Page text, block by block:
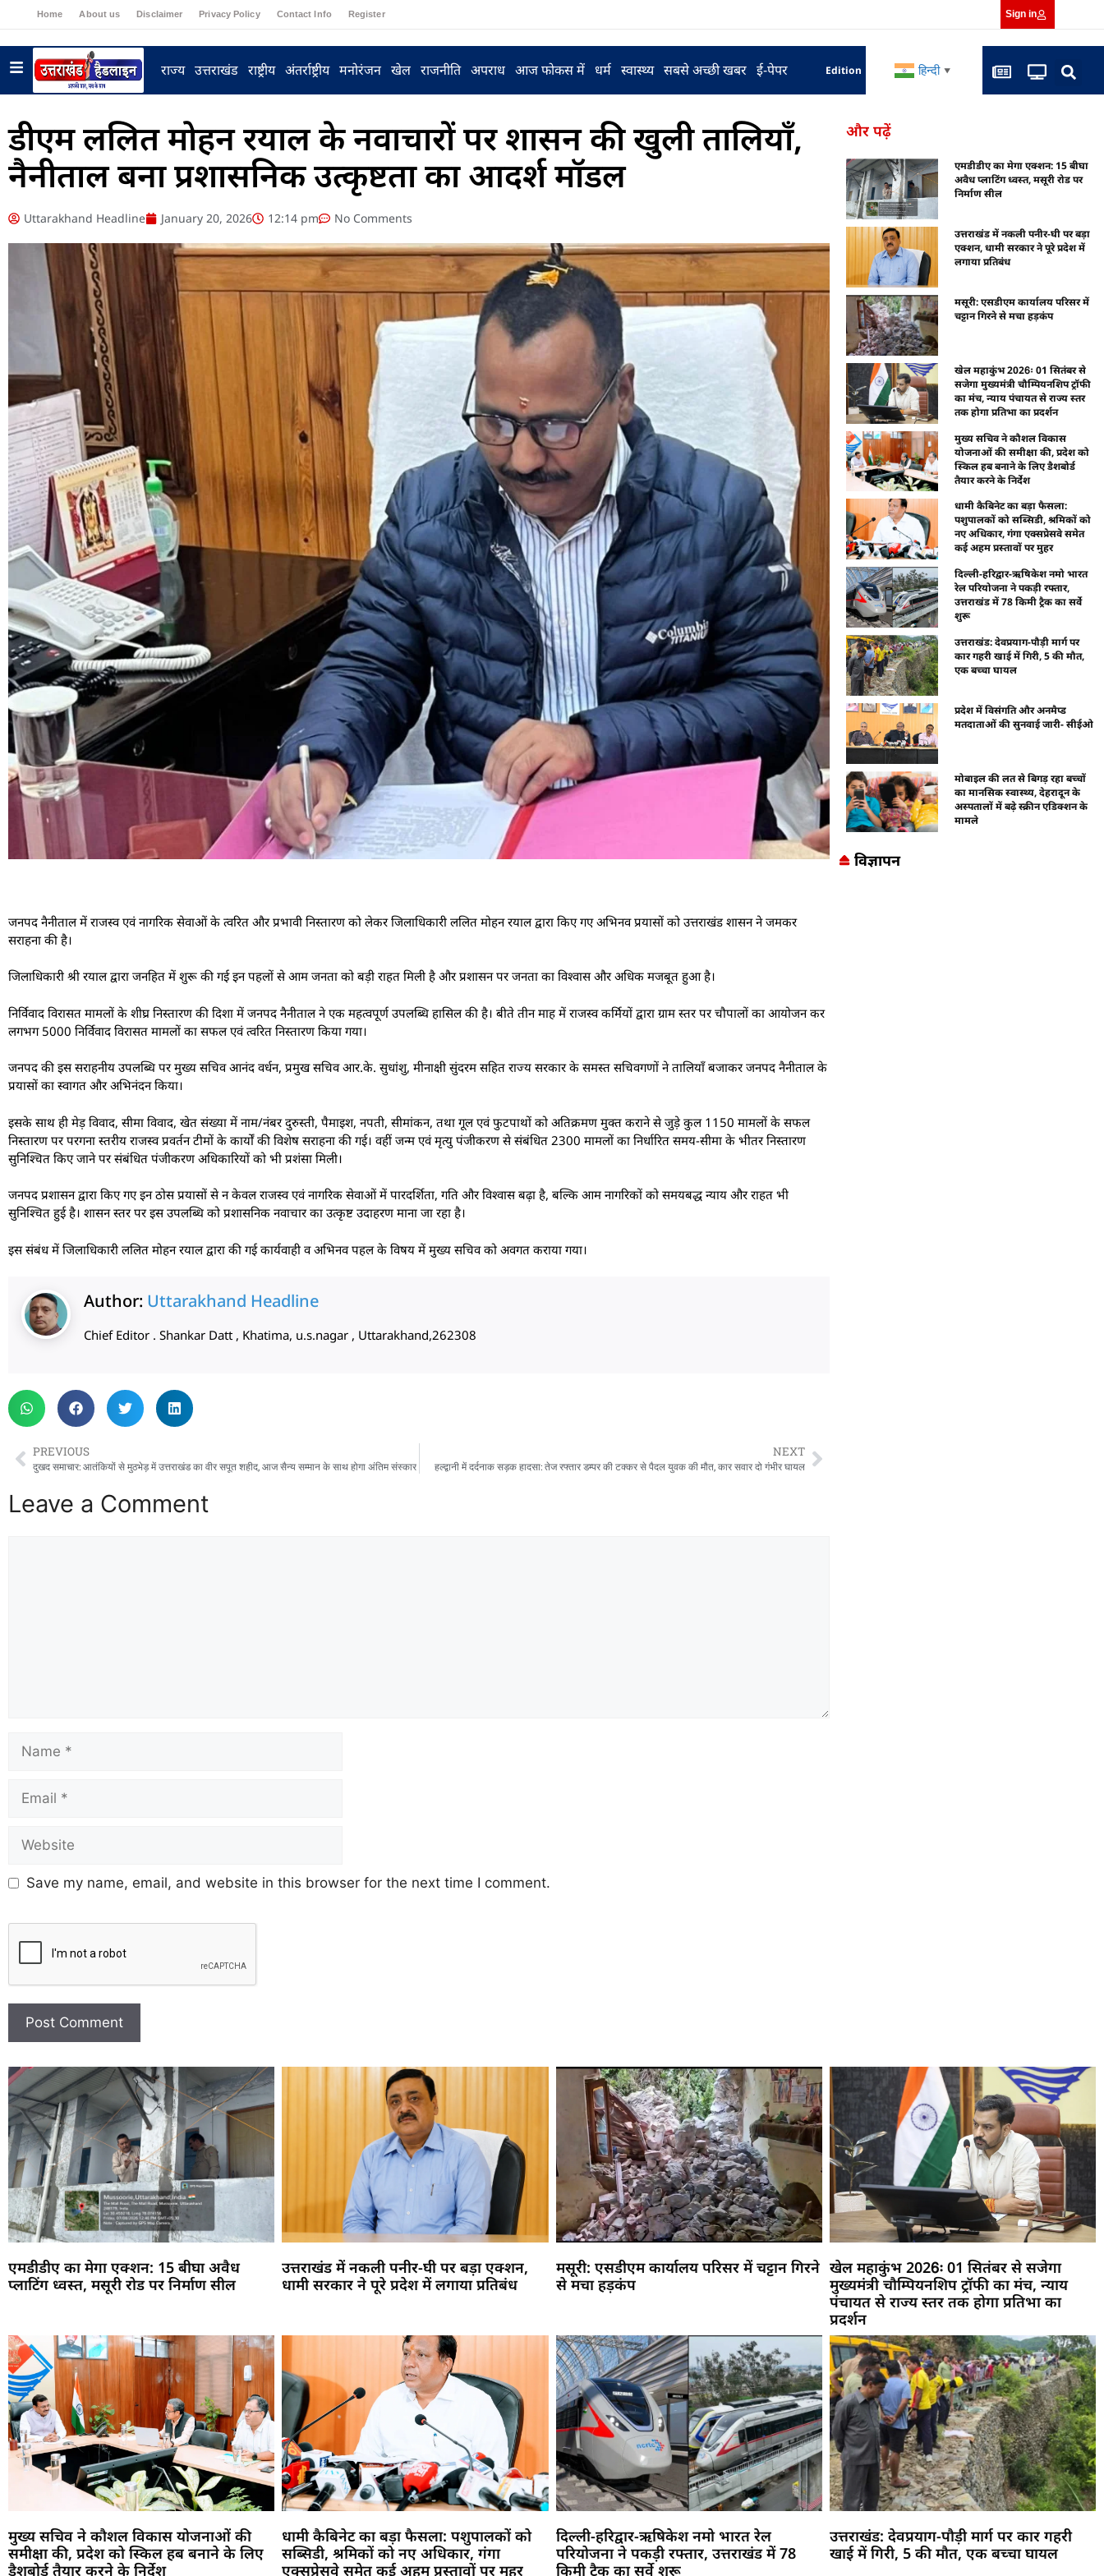
Home About us Disclaimer Privacy Policy Contact Info Register Sign in
राज्य उत्तराखंड राष्ट्रीय अंतर्राष्ट्रीय मनोरंजन खेल राजनीति अपराध आज फोकस में धर्म स्वास्थ्य सबसे अच्छी खबर ई-पेपर Edition हिन्दी ▼
डीएम ललित मोहन रयाल के नवाचारों पर शासन की खुली तालियाँ,
नैनीताल बना प्रशासनिक उत्कृष्टता का आदर्श मॉडल
Uttarakhand Headline January 20, 2026 12:14 pm No Comments
जनपद नैनीताल में राजस्व एवं नागरिक सेवाओं के त्वरित और प्रभावी निस्तारण को लेकर जिलाधिकारी ललित मोहन रयाल द्वारा किए गए अभिनव प्रयासों को उत्तराखंड शासन ने जमकर
सराहना की है।
जिलाधिकारी श्री रयाल द्वारा जनहित में शुरू की गई इन पहलों से आम जनता को बड़ी राहत मिली है और प्रशासन पर जनता का विश्वास और अधिक मजबूत हुआ है।
निर्विवाद विरासत मामलों के शीघ्र निस्तारण की दिशा में जनपद नैनीताल ने एक महत्वपूर्ण उपलब्धि हासिल की है। बीते तीन माह में राजस्व कर्मियों द्वारा ग्राम स्तर पर चौपालों का आयोजन कर
लगभग 5000 निर्विवाद विरासत मामलों का सफल एवं त्वरित निस्तारण किया गया।
जनपद की इस सराहनीय उपलब्धि पर मुख्य सचिव आनंद वर्धन, प्रमुख सचिव आर.के. सुधांशु, मीनाक्षी सुंदरम सहित राज्य सरकार के समस्त सचिवगणों ने तालियाँ बजाकर जनपद नैनीताल के
प्रयासों का स्वागत और अभिनंदन किया।
इसके साथ ही मेड़ विवाद, सीमा विवाद, खेत संख्या में नाम/नंबर दुरुस्ती, पैमाइश, नपती, सीमांकन, तथा गूल एवं फुटपाथों को अतिक्रमण मुक्त कराने से जुड़े कुल 1150 मामलों के सफल
निस्तारण पर परगना स्तरीय राजस्व प्रवर्तन टीमों के कार्यों की विशेष सराहना की गई। वहीं जन्म एवं मृत्यु पंजीकरण से संबंधित 2300 मामलों का निर्धारित समय-सीमा के भीतर निस्तारण
सुनिश्चित किए जाने पर संबंधित पंजीकरण अधिकारियों को भी प्रशंसा मिली।
जनपद प्रशासन द्वारा किए गए इन ठोस प्रयासों से न केवल राजस्व एवं नागरिक सेवाओं में पारदर्शिता, गति और विश्वास बढ़ा है, बल्कि आम नागरिकों को समयबद्ध न्याय और राहत भी
सुनिश्चित हुई है। शासन स्तर पर इस उपलब्धि को प्रशासनिक नवाचार का उत्कृष्ट उदाहरण माना जा रहा है।
इस संबंध में जिलाधिकारी ललित मोहन रयाल द्वारा की गई कार्यवाही व अभिनव पहल के विषय में मुख्य सचिव को अवगत कराया गया।
Author: Uttarakhand Headline
Chief Editor . Shankar Datt , Khatima, u.s.nagar , Uttarakhand,262308
PREVIOUS
दुखद समाचार: आतंकियों से मुठभेड़ में उत्तराखंड का वीर सपूत शहीद, आज सैन्य सम्मान के साथ होगा अंतिम संस्कार
NEXT
हल्द्वानी में दर्दनाक सड़क हादसा: तेज रफ्तार डम्पर की टक्कर से पैदल युवक की मौत, कार सवार दो गंभीर घायल
Leave a Comment
Save my name, email, and website in this browser for the next time I comment.
और पढ़ें
एमडीडीए का मेगा एक्शन: 15 बीघा
अवैध प्लाटिंग ध्वस्त, मसूरी रोड पर
निर्माण सील
उत्तराखंड में नकली पनीर-घी पर बड़ा
एक्शन, धामी सरकार ने पूरे प्रदेश में
लगाया प्रतिबंध
मसूरी: एसडीएम कार्यालय परिसर में
चट्टान गिरने से मचा हड़कंप
खेल महाकुंभ 2026ः 01 सितंबर से
सजेगा मुख्यमंत्री चौम्पियनशिप ट्रॉफी
का मंच, न्याय पंचायत से राज्य स्तर
तक होगा प्रतिभा का प्रदर्शन
मुख्य सचिव ने कौशल विकास
योजनाओं की समीक्षा की, प्रदेश को
स्किल हब बनाने के लिए डैशबोर्ड
तैयार करने के निर्देश
धामी कैबिनेट का बड़ा फैसला:
पशुपालकों को सब्सिडी, श्रमिकों को
नए अधिकार, गंगा एक्सप्रेसवे समेत
कई अहम प्रस्तावों पर मुहर
दिल्ली-हरिद्वार-ऋषिकेश नमो भारत
रेल परियोजना ने पकड़ी रफ्तार,
उत्तराखंड में 78 किमी ट्रैक का सर्वे
शुरू
उत्तराखंड: देवप्रयाग-पौड़ी मार्ग पर
कार गहरी खाई में गिरी, 5 की मौत,
एक बच्चा घायल
प्रदेश में विसंगति और अनमैप्ड
मतदाताओं की सुनवाई जारी- सीईओ
मोबाइल की लत से बिगड़ रहा बच्चों
का मानसिक स्वास्थ्य, देहरादून के
अस्पतालों में बढ़े स्क्रीन एडिक्शन के
मामले
विज्ञापन
एमडीडीए का मेगा एक्शन: 15 बीघा अवैध
प्लाटिंग ध्वस्त, मसूरी रोड पर निर्माण सील
उत्तराखंड में नकली पनीर-घी पर बड़ा एक्शन,
धामी सरकार ने पूरे प्रदेश में लगाया प्रतिबंध
मसूरी: एसडीएम कार्यालय परिसर में चट्टान गिरने
से मचा हड़कंप
खेल महाकुंभ 2026ः 01 सितंबर से सजेगा
मुख्यमंत्री चौम्पियनशिप ट्रॉफी का मंच, न्याय
पंचायत से राज्य स्तर तक होगा प्रतिभा का
प्रदर्शन
मुख्य सचिव ने कौशल विकास योजनाओं की
समीक्षा की, प्रदेश को स्किल हब बनाने के लिए
डैशबोर्ड तैयार करने के निर्देश
धामी कैबिनेट का बड़ा फैसला: पशुपालकों को
सब्सिडी, श्रमिकों को नए अधिकार, गंगा
एक्सप्रेसवे समेत कई अहम प्रस्तावों पर मुहर
दिल्ली-हरिद्वार-ऋषिकेश नमो भारत रेल
परियोजना ने पकड़ी रफ्तार, उत्तराखंड में 78
किमी ट्रैक का सर्वे शुरू
उत्तराखंड: देवप्रयाग-पौड़ी मार्ग पर कार गहरी
खाई में गिरी, 5 की मौत, एक बच्चा घायल